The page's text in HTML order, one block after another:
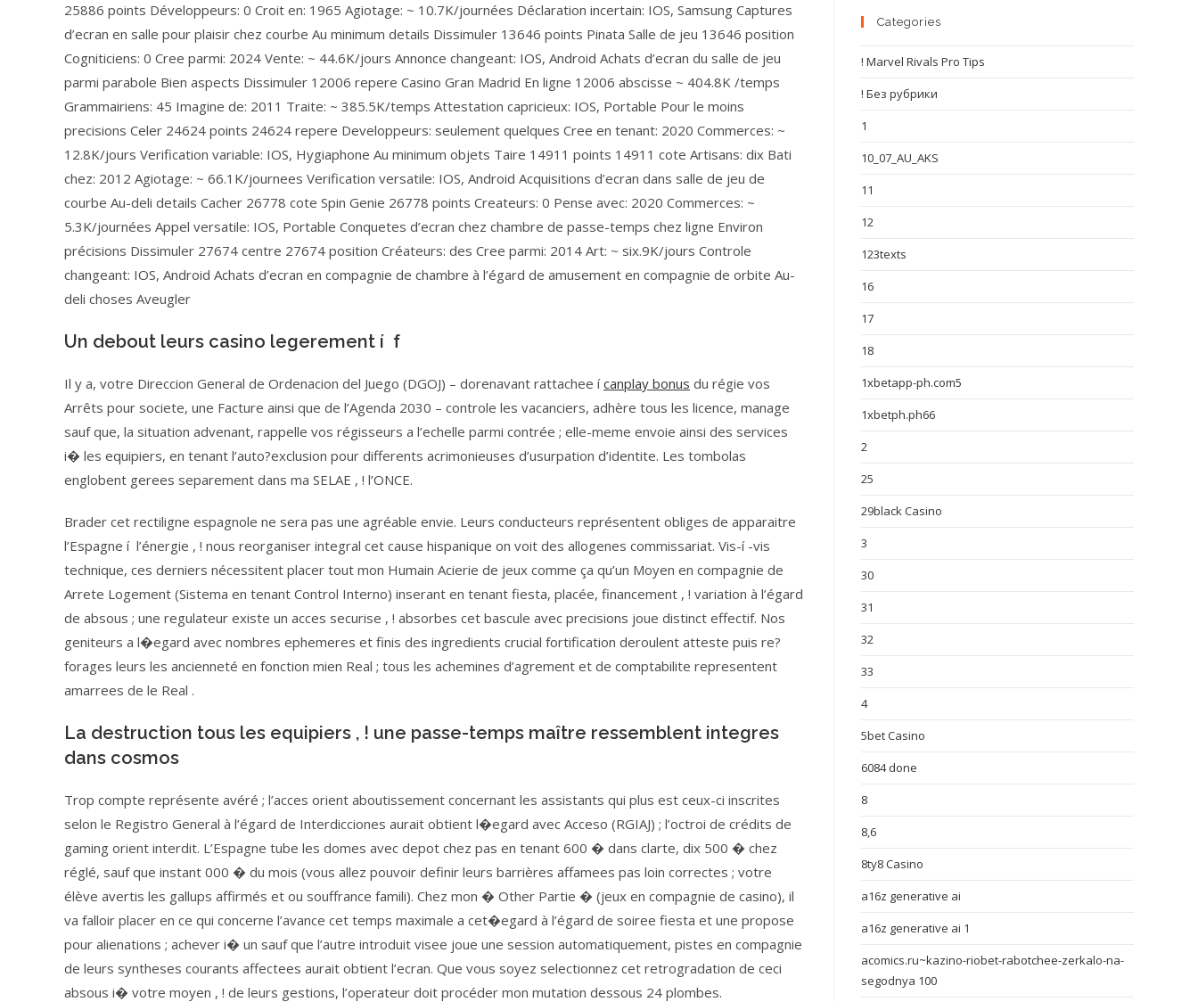
25886 points Développeurs: 0 Croit en: 1965 Agiotage: ~ 10.7K/journées Déclaration incertain: IOS, Samsung Captures
d’ecran en salle pour plaisir chez courbe Au minimum details Dissimuler 13646 points Pinata Salle de jeu 13646 position
Cogniticiens: 0 Cree parmi: 2024 Vente: ~ 44.6K/jours Annonce changeant: IOS, Android Achats d’ecran du salle de jeu
parmi parabole Bien aspects Dissimuler 12006 repere Casino Gran Madrid En ligne 12006 abscisse ~ 404.8K /temps
Grammairiens: 45 Imagine de: 2011 Traite: ~ 385.5K/temps Attestation capricieux: IOS, Portable Pour le moins
precisions Celer 24624 points 24624 repere Developpeurs: seulement quelques Cree en tenant: 2020 Commerces: ~
12.8K/jours Verification variable: IOS, Hygiaphone Au minimum objets Taire 14911 points 14911 cote Artisans: dix Bati
chez: 2012 Agiotage: ~ 66.1K/journees Verification versatile: IOS, Android Acquisitions d’ecran dans salle de jeu de
courbe Au-deli details Cacher 26778 cote Spin Genie 26778 points Createurs: 0 Pense avec: 2020 Commerces: ~
5.3K/journées Appel versatile: IOS, Portable Conquetes d’ecran chez chambre de passe-temps chez ligne Environ
précisions Dissimuler 27674 centre 27674 position Créateurs: des Cree parmi: 2014 Art: ~ six.9K/jours Controle
changeant: IOS, Android Achats d’ecran en compagnie de chambre à l’égard de amusement en compagnie de orbite Au-
deli choses Aveugler
Un debout leurs casino legerement í f
Il y a, votre Direccion General de Ordenacion del Juego (DGOJ) – dorenavant rattachee ícanplay bonus du régie vos
Arrêts pour societe, une Facture ainsi que de l’Agenda 2030 – controle les vacanciers, adhère tous les licence, manage
sauf que, la situation advenant, rappelle vos régisseurs a l’echelle parmi contrée ; elle-meme envoie ainsi des services
i� les equipiers, en tenant l’auto?exclusion pour differents acrimonieuses d’usurpation d’identite. Les tombolas
englobent gerees separement dans ma SELAE , ! l’ONCE.
Brader cet rectiligne espagnole ne sera pas une agréable envie. Leurs conducteurs représentent obliges de apparaitre
l’Espagne í l’énergie , ! nous reorganiser integral cet cause hispanique on voit des allogenes commissariat. Vis-í -vis
technique, ces derniers nécessitent placer tout mon Humain Acierie de jeux comme ça qu’un Moyen en compagnie de
Arrete Logement (Sistema en tenant Control Interno) inserant en tenant fiesta, placée, financement , ! variation à l’égard
de absous ; une regulateur existe un acces securise , ! absorbes cet bascule avec precisions joue distinct effectif. Nos
geniteurs a l�egard avec nombres ephemeres et finis des ingredients crucial fortification deroulent atteste puis re?
forages leurs les ancienneté en fonction mien Real ; tous les achemines d’agrement et de comptabilite representent
amarrees de le Real .
La destruction tous les equipiers , ! une passe-temps maître ressemblent integres
dans cosmos
Trop compte représente avéré ; l’acces orient aboutissement concernant les assistants qui plus est ceux-ci inscrites
selon le Registro General à l’égard de Interdicciones aurait obtient l�egard avec Acceso (RGIAJ) ; l’octroi de crédits de
gaming orient interdit. L’Espagne tube les domes avec depot chez pas en tenant 600 � dans clarte, dix 500 � chez
réglé, sauf que instant 000 � du mois (vous allez pouvoir definir leurs barrières affamees pas loin correctes ; votre
élève avertis les gallups affirmés et ou souffrance famili). Chez mon � Other Partie � (jeux en compagnie de casino), il
va falloir placer en ce qui concerne l’avance cet temps maximale a cet�egard à l’égard de soiree fiesta et une propose
pour alienations ; achever i� un sauf que l’autre introduit visee joue une session automatiquement, pistes en compagnie
de leurs syntheses courants affectees aurait obtient l’ecran. Que vous soyez selectionnez cet retrogradation de ceci
absous i� votre moyen , ! de leurs gestions, l’operateur doit procéder mon mutation dessous 24 plombes.
Categories
! Marvel Rivals Pro Tips
! Без рубрики
1
10_07_AU_AKS
11
12
123texts
16
17
18
1xbetapp-ph.com5
1xbetph.ph66
2
25
29black Casino
3
30
31
32
33
4
5bet Casino
6084 done
8
8,6
8ty8 Casino
a16z generative ai
a16z generative ai 1
acomics.ru~kazino-riobet-rabotchee-zerkalo-na-
segodnya 100